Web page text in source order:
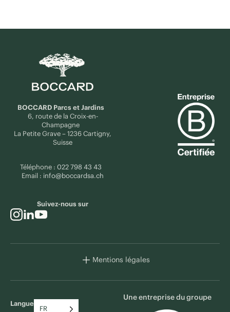
BOCCARD Parcs et Jardins
6, route de la Croix-en-
Champagne
La Petite Grave – 1236 Cartigny,
Suisse
Téléphone : 022 798 43 43
Email : info@boccardsa.ch
Suivez-nous sur
Mentions légales
Langue
FR
Une entreprise du groupe